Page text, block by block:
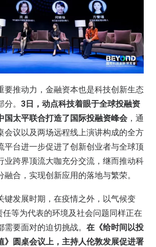
要推动力，金融资本也是科技创新生态
。 3日，动点科技着眼于全球投融资
国太平联合打造了国际投融资峰会 ，通
会议以及两场远程线上演讲构成的全方
平台进一步促进了创新创业者与全球顶
业跨界顶流大咖充分交流，继而推动科
合，实现创新应用的落地与繁荣。
键发展时期，在疫情之外，以气候变
任等为代表的环境及社会问题同样正在
要面对的迫切挑战。 在《给时间以投
》圆桌会议上，主持人伦敦发展促进署